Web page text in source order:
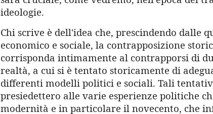
ideologie.
Chi scrive è dell'idea che, prescindendo dalle
economico e sociale, la contrapposizione
corrisponda intimamente al contrapporsi di
realtà, a cui si è tentato storicamente di
differenti modelli politici e sociali. Tali
presiedettero alle varie esperienze politiche
modernità e in particolare il novecento, che